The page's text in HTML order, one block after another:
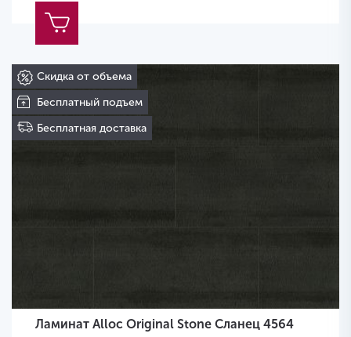
Скидка от объема
Бесплатный подъем
Бесплатная доставка
Ламинат Alloc Original Stone Сланец 4564